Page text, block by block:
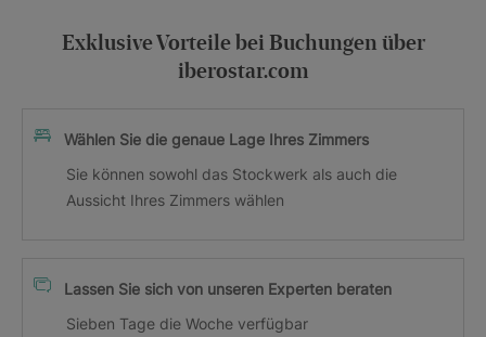
Exklusive Vorteile bei Buchungen über
iberostar.com
Wählen Sie die genaue Lage Ihres Zimmers
Sie können sowohl das Stockwerk als auch die
Aussicht Ihres Zimmers wählen
Lassen Sie sich von unseren Experten beraten
Sieben Tage die Woche verfügbar